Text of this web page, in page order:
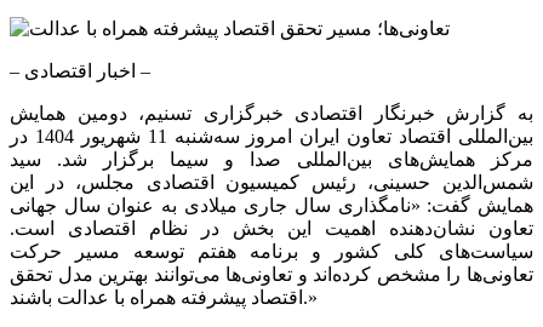
– اخبار اقتصادی –
به گزارش خبرنگار اقتصادی خبرگزاری تسنیم، دومین همایش
بین‌المللی اقتصاد تعاون ایران امروز سه‌شنبه 11 شهریور 1404 در
مرکز همایش‌های بین‌المللی صدا و سیما برگزار شد. سید
شمس‌الدین حسینی، رئیس کمیسیون اقتصادی مجلس، در این
همایش گفت: «نامگذاری سال جاری میلادی به عنوان سال جهانی
تعاون نشان‌دهنده اهمیت این بخش در نظام اقتصادی است.
سیاست‌های کلی کشور و برنامه هفتم توسعه مسیر حرکت
تعاونی‌ها را مشخص کرده‌اند و تعاونی‌ها می‌توانند بهترین مدل تحقق
اقتصاد پیشرفته همراه با عدالت باشند.»